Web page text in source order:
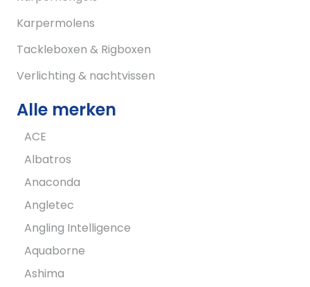
Karpermolens
Tackleboxen & Rigboxen
Verlichting & nachtvissen
Alle merken
ACE
Albatros
Anaconda
Angletec
Angling Intelligence
Aquaborne
Ashima